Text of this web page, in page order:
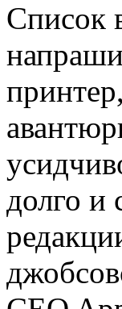
Список
долго и